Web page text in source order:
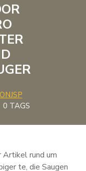
0 TAGS
Artikel rund um
te, die Saugen